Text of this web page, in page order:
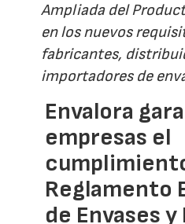
Ampliada del
en los nuevos
fabricantes,
importadores de
Envalora
empresas el
Reglamento
de Envases